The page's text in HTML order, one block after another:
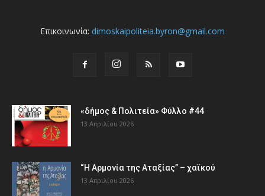
Επικοινωνία: dimoskaipoliteia.byron@gmail.com
«δήμος & Πολιτεία» Φύλλο #44
13 Απριλίου 2026
“Η Αρμονία της Αταξίας” – χαϊκού
13 Απριλίου 2026